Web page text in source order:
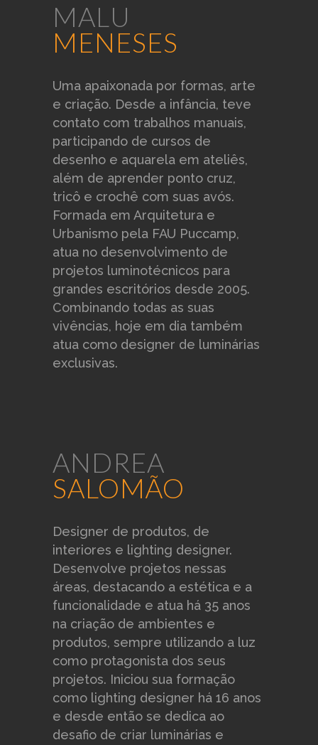
MALU
MENESES
Uma apaixonada por formas, arte
e criação. Desde a infância, teve
contato com trabalhos manuais,
participando de cursos de
desenho e aquarela em ateliês,
além de aprender ponto cruz,
tricô e crochê com suas avós.
Formada em Arquitetura e
Urbanismo pela FAU Puccamp,
atua no desenvolvimento de
projetos luminotécnicos para
grandes escritórios desde 2005.
Combinando todas as suas
vivências, hoje em dia também
atua como designer de luminárias
exclusivas.
ANDREA
SALOMÃO
Designer de produtos, de
interiores e lighting designer.
Desenvolve projetos nessas
áreas, destacando a estética e a
funcionalidade e atua há 35 anos
na criação de ambientes e
produtos, sempre utilizando a luz
como protagonista dos seus
projetos. Iniciou sua formação
como lighting designer há 16 anos
e desde então se dedica ao
desafio de criar luminárias e